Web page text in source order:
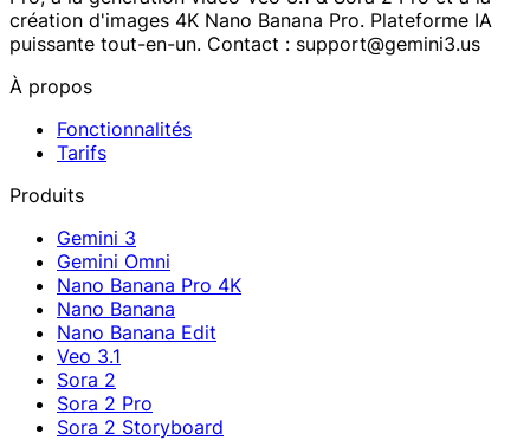
création d'images 4K Nano Banana Pro. Plateforme IA
puissante tout-en-un. Contact : support@gemini3.us
À propos
Fonctionnalités
Tarifs
Produits
Gemini 3
Gemini Omni
Nano Banana Pro 4K
Nano Banana
Nano Banana Edit
Veo 3.1
Sora 2
Sora 2 Pro
Sora 2 Storyboard